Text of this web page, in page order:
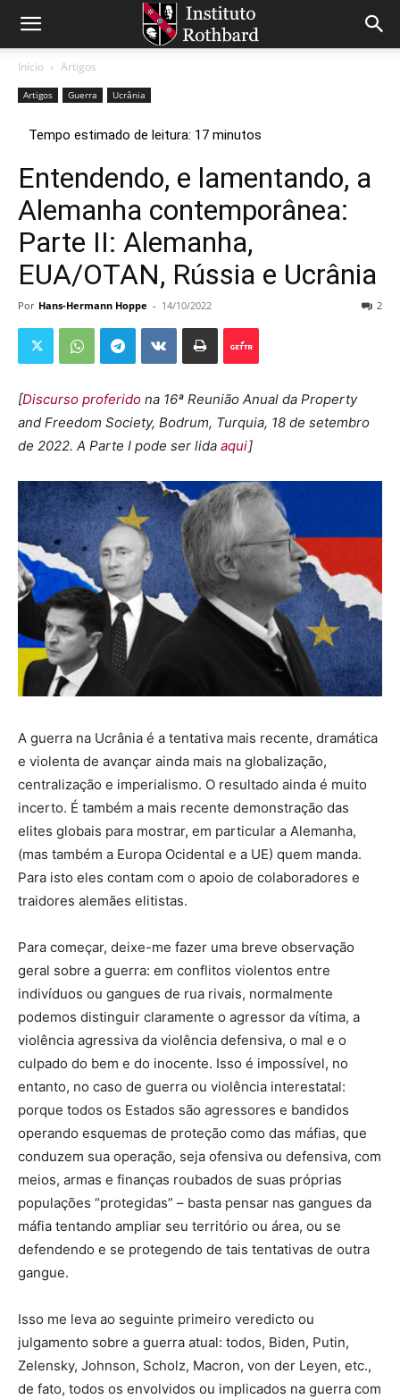
Início Artigos
Artigos Guerra Ucrânia
Entendendo, e lamentando, a
Alemanha contemporânea:
Parte II: Alemanha,
EUA/OTAN, Rússia e Ucrânia
Por Hans-Hermann Hoppe - 14/10/2022 2
[Discurso proferido na 16ª Reunião Anual da Property
and Freedom Society, Bodrum, Turquia, 18 de setembro
de 2022. A Parte I pode ser lida aqui]
A guerra na Ucrânia é a tentativa mais recente, dramática
e violenta de avançar ainda mais na globalização,
centralização e imperialismo. O resultado ainda é muito
incerto. É também a mais recente demonstração das
elites globais para mostrar, em particular a Alemanha,
(mas também a Europa Ocidental e a UE) quem manda.
Para isto eles contam com o apoio de colaboradores e
traidores alemães elitistas.
Para começar, deixe-me fazer uma breve observação
geral sobre a guerra: em conflitos violentos entre
indivíduos ou gangues de rua rivais, normalmente
podemos distinguir claramente o agressor da vítima, a
violência agressiva da violência defensiva, o mal e o
culpado do bem e do inocente. Isso é impossível, no
entanto, no caso de guerra ou violência interestatal:
porque todos os Estados são agressores e bandidos
operando esquemas de proteção como das máfias, que
conduzem sua operação, seja ofensiva ou defensiva, com
meios, armas e finanças roubados de suas próprias
populações “protegidas” – basta pensar nas gangues da
máfia tentando ampliar seu território ou área, ou se
defendendo e se protegendo de tais tentativas de outra
gangue.
Isso me leva ao seguinte primeiro veredicto ou
julgamento sobre a guerra atual: todos, Biden, Putin,
Zelensky, Johnson, Scholz, Macron, von der Leyen, etc.,
de fato, todos os envolvidos ou implicados na guerra com